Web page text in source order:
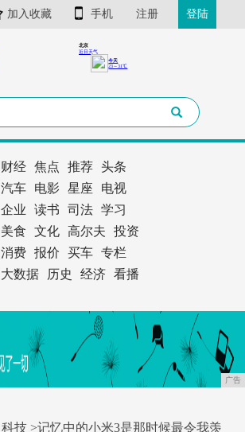
加入收藏 手机 注册 登陆
财经 焦点 推荐
头条
汽车 电影 星座
电视
企业 读书 司法
学习
美食 文化 高尔夫
投资
消费 报价 买车
专栏
大数据 历史 经济 看播
广告
科技 >记忆中的小米3是那时候最令我羡